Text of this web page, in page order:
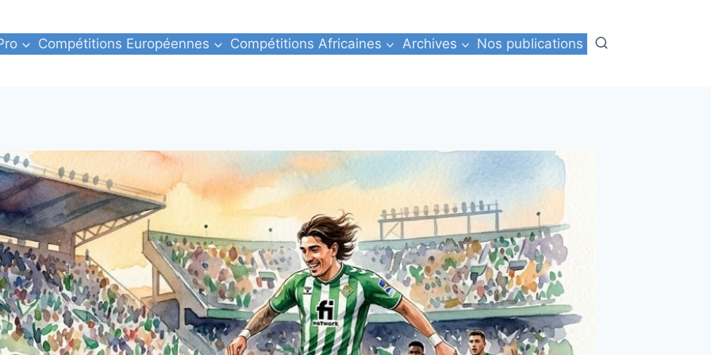
Compétitions Européennes Compétitions Africaines Archives Nos publications